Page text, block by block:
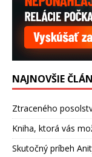
NAJNOVŠIE
Ztraceného
Kniha, ktorá vás
Skutočný príbeh